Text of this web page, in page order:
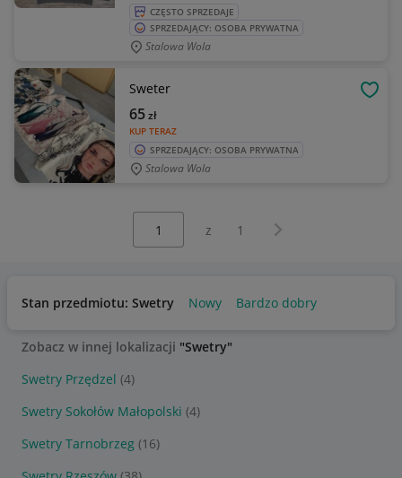
CZĘSTO SPRZEDAJE
SPRZEDAJĄCY: OSOBA PRYWATNA
Stalowa Wola
Sweter
KUP TERAZ
65zł
SPRZEDAJĄCY: OSOBA PRYWATNA
Stalowa Wola
z 1 Następna strona
Stan przedmiotu: Swetry Nowy Bardzo dobry
Zobacz w innej lokalizacji "Swetry"
Swetry Przędzel (4)
Swetry Sokołów Małopolski (4)
Swetry Tarnobrzeg (16)